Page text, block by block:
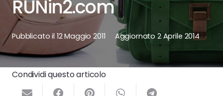
RUNin2.com
Pubblicato il 12 Maggio 2011 Aggiornato 2 Aprile 2014
Condividi questo articolo